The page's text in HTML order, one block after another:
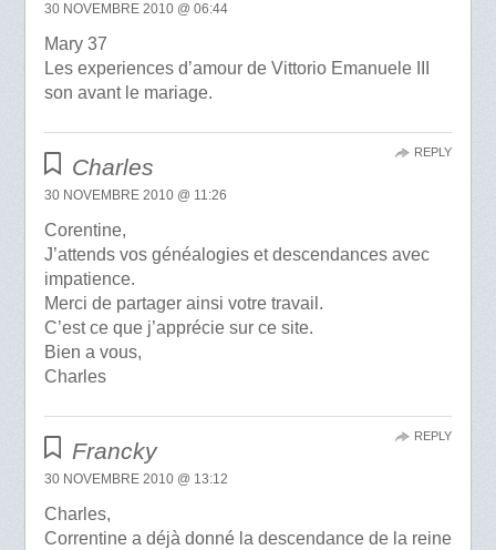
30 NOVEMBRE 2010 @ 06:44
Mary 37
Les experiences d’amour de Vittorio Emanuele III
son avant le mariage.
Charles
30 NOVEMBRE 2010 @ 11:26
Corentine,
J’attends vos généalogies et descendances avec
impatience.
Merci de partager ainsi votre travail.
C’est ce que j’apprécie sur ce site.
Bien a vous,
Charles
REPLY
Francky
30 NOVEMBRE 2010 @ 13:12
Charles,
Correntine a déjà donné la descendance de la reine
REPLY